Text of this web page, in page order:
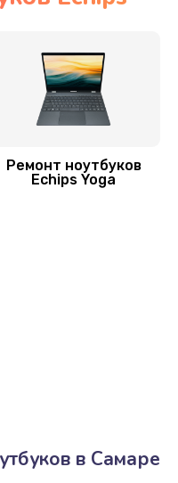
Echips
Ремонт ноутбуков
Echips Yoga
в Самаре